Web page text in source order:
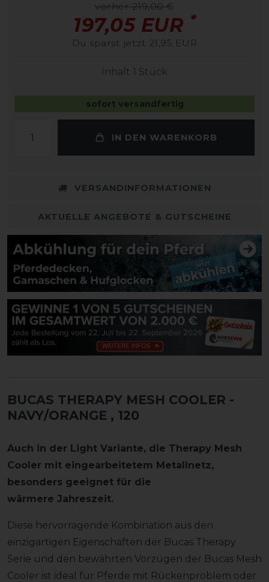
vorher 219,00 €
197,05 EUR *
Du sparst jetzt 21,95 EUR
Inhalt 1 Stück
sofort versandfertig
IN DEN WARENKORB
VERSANDINFORMATIONEN
AKTUELLE ANGEBOTE & GUTSCHEINE
BUCAS THERAPY MESH COOLER -
NAVY/ORANGE , 120
Auch in der Light Variante, die Therapy Mesh
Cooler mit eingearbeitetem Metallnetz,
besonders geeignet für die
wärmere Jahreszeit.
Diese hervorragende Kombination aus den
einzigartigen Eigenschaften der Bucas Therapy
Serie und den bewährten Vorzügen der Bucas Mesh
Cooler ist ideal für Pferde mit Rückenproblem oder